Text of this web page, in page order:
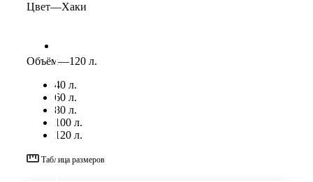
Цвет—Хаки
Объём—120 л.
40 л.
60 л.
80 л.
100 л.
120 л.
Таблица размеров